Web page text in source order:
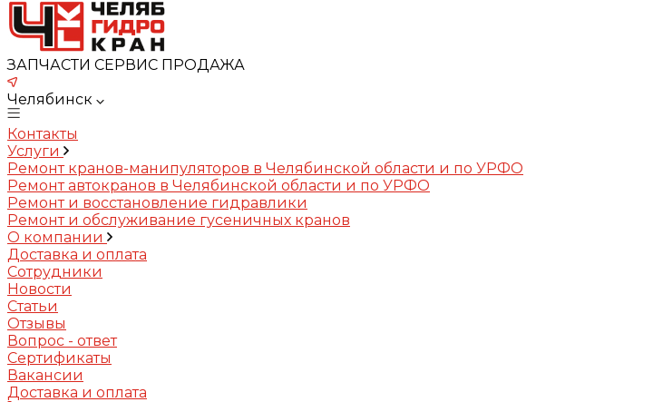
ЗАПЧАСТИ СЕРВИС ПРОДАЖА
Челябинск
Контакты
Услуги
Ремонт кранов-манипуляторов в Челябинской области и по УРФО
Ремонт автокранов в Челябинской области и по УРФО
Ремонт и восстановление гидравлики
Ремонт и обслуживание гусеничных кранов
О компании
Доставка и оплата
Сотрудники
Новости
Статьи
Отзывы
Вопрос - ответ
Сертификаты
Вакансии
Доставка и оплата